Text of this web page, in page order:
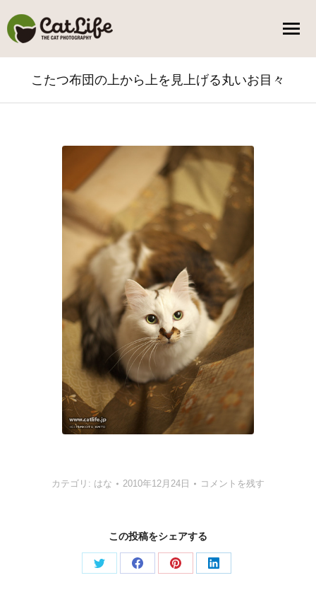
こたつ布団の上から上を見上げる丸いお目々
カテゴリ: はな 2010年12月24日 コメントを残す
この投稿をシェアする
Share
Share
Share
Share